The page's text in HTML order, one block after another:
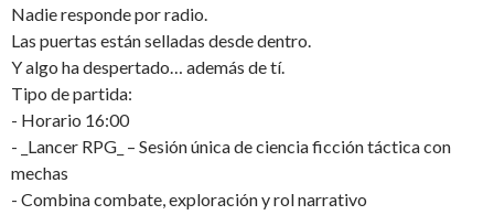
Nadie responde por radio.
Las puertas están selladas desde dentro.
Y algo ha despertado… además de tí.
Tipo de partida:
- Horario 16:00
- _Lancer RPG_ – Sesión única de ciencia ficción táctica con
mechas
- Combina combate, exploración y rol narrativo